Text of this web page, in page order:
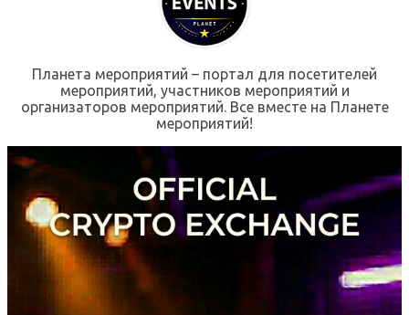
Планета мероприятий – портал для посетителей
мероприятий, участников мероприятий и
организаторов мероприятий. Все вместе на Планете
мероприятий!